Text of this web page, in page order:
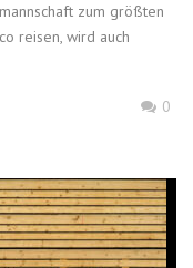
zum größten
reisen, wird auch
0